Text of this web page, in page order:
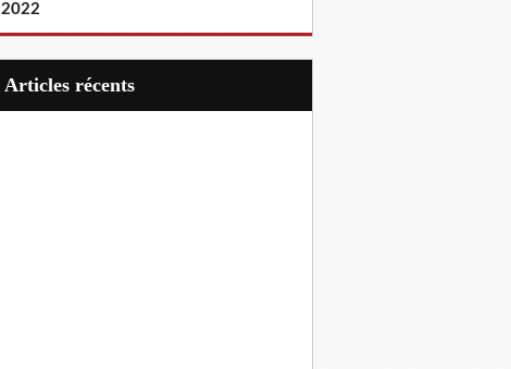
2022
articles récents